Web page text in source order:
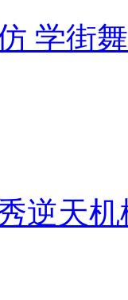
学街
逆天机